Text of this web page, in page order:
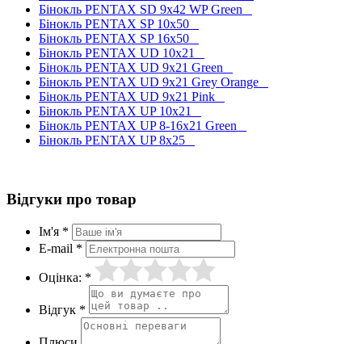
Бінокль PENTAX SD 9x42 WP Green
Бінокль PENTAX SP 10x50
Бінокль PENTAX SP 16x50
Бінокль PENTAX UD 10x21
Бінокль PENTAX UD 9x21 Green
Бінокль PENTAX UD 9x21 Grey Orange
Бінокль PENTAX UD 9x21 Pink
Бінокль PENTAX UP 10x21
Бінокль PENTAX UP 8-16x21 Green
Бінокль PENTAX UP 8x25
Відгуки про товар
Ім'я *
E-mail *
Оцінка: *
Відгук *